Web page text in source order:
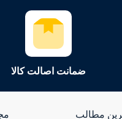
در تابلو برق‌ها،
ضمانت اصالت کالا
مطالب